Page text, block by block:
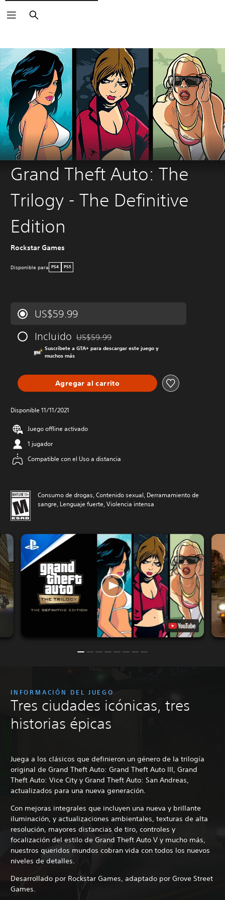
Buscar
Grand Theft Auto: The
Trilogy - The Definitive
Edition
Rockstar Games
Disponible para PS4 PS5
US$59.99
Incluido Rebajado del precio original de US$59.99
US$59.99
Suscríbete a GTA+ para descargar este juego y
muchos más
Agregar al carrito
Disponible 11/11/2021
Juego offline activado
1 jugador
Compatible con el Uso a distancia
Consumo de drogas, Contenido sexual, Derramamiento de
sangre, Lenguaje fuerte, Violencia intensa
INFORMACIÓN DEL JUEGO
Tres ciudades icónicas, tres
historias épicas
Juega a los clásicos que definieron un género de la trilogía
original de Grand Theft Auto: Grand Theft Auto III, Grand
Theft Auto: Vice City y Grand Theft Auto: San Andreas,
actualizados para una nueva generación.
Con mejoras integrales que incluyen una nueva y brillante
iluminación, y actualizaciones ambientales, texturas de alta
resolución, mayores distancias de tiro, controles y
focalización del estilo de Grand Theft Auto V y mucho más,
nuestros queridos mundos cobran vida con todos los nuevos
niveles de detalles.
Desarrollado por Rockstar Games, adaptado por Grove Street
Games.